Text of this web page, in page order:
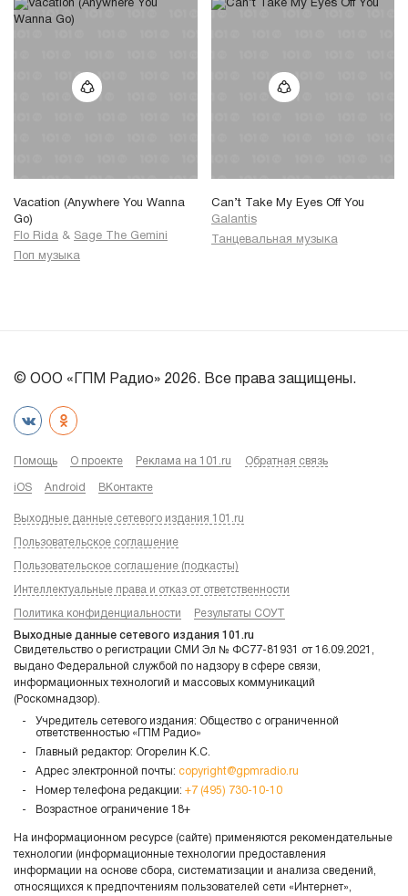
Vacation (Anywhere You Wanna
Go)
Flo Rida & Sage The Gemini
Поп музыка
Can’t Take My Eyes Off You
Galantis
Танцевальная музыка
© ООО «ГПМ Радио» 2026. Все права защищены.
Помощь О проекте Реклама на 101.ru Обратная связь
iOS Android ВКонтакте
Выходные данные сетевого издания 101.ru
Пользовательское соглашение
Пользовательское соглашение (подкасты)
Интеллектуальные права и отказ от ответственности
Политика конфиденциальности Результаты СОУТ
Выходные данные сетевого издания 101.ru
Свидетельство о регистрации СМИ Эл № ФС77-81931 от 16.09.2021,
выдано Федеральной службой по надзору в сфере связи,
информационных технологий и массовых коммуникаций
(Роскомнадзор).
Учредитель сетевого издания: Общество с ограниченной
ответственностью «ГПМ Радио»
Главный редактор: Огорелин К.С.
Адрес электронной почты: copyright@gpmradio.ru
Номер телефона редакции: +7 (495) 730-10-10
Возрастное ограничение 18+
На информационном ресурсе (сайте) применяются рекомендательные
технологии (информационные технологии предоставления
информации на основе сбора, систематизации и анализа сведений,
относящихся к предпочтениям пользователей сети «Интернет»,